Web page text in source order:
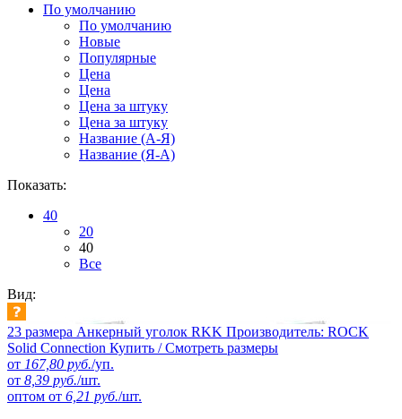
По умолчанию
По умолчанию
Новые
Популярные
Цена
Цена
Цена за штуку
Цена за штуку
Название (A-Я)
Название (Я-А)
Показать:
40
20
40
Все
Вид:
23 размера Анкерный уголок RKK Производитель: ROCK
Solid Connection Купить / Смотреть размеры
от 167,80 руб./уп.
от 8,39 руб./шт.
оптом от 6,21 руб./шт.